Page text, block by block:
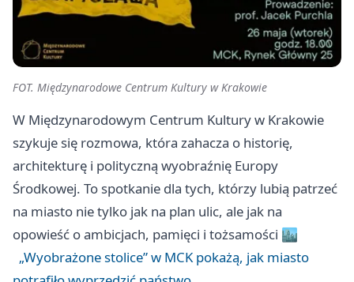
FOT. Międzynarodowe Centrum Kultury w Krakowie
W Międzynarodowym Centrum Kultury w Krakowie
szykuje się rozmowa, która zahacza o historię,
architekturę i polityczną wyobraźnię Europy
Środkowej. To spotkanie dla tych, którzy lubią patrzeć
na miasto nie tylko jak na plan ulic, ale jak na
opowieść o ambicjach, pamięci i tożsamości 🏙️
„Wyobrażone stolice” w MCK pokażą, jak miasto